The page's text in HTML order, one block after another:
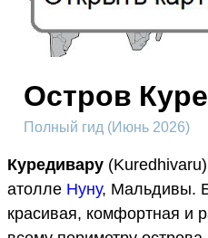
Остров
Полный гид (Июнь 2026)
Куредивару
атолле Нуну, Мальдивы.
красивая, комфортная и